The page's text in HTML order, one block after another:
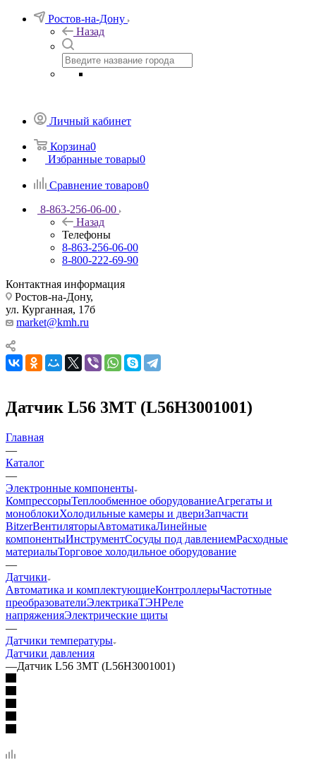
Ростов-на-Дону
Назад
Личный кабинет
Корзина0
Избранные товары0
Сравнение товаров0
8-863-256-06-00
Назад
Телефоны
8-863-256-06-00
8-800-222-69-90
Контактная информация
Ростов-на-Дону,
ул. Курганная, 17б
market@kmh.ru
Датчик L56 3МТ (L56H3001001)
Главная
—
Каталог
—
Электронные компоненты
КомпрессорыТеплообменное оборудованиеАгрегаты и
моноблокиХолодильные камеры и двериЗапчасти
BitzerВентиляторыАвтоматикаЛинейные
компонентыИнструментСосуды под давлениемРасходные
материалыТорговое холодильное оборудование
—
Датчики
Автоматика и комплектующиеКонтроллерыЧастотные
преобразователиЭлектрикаТЭНРеле
напряженияЭлектрические щиты
—
Датчики температуры
Датчики давления
—Датчик L56 3МТ (L56H3001001)